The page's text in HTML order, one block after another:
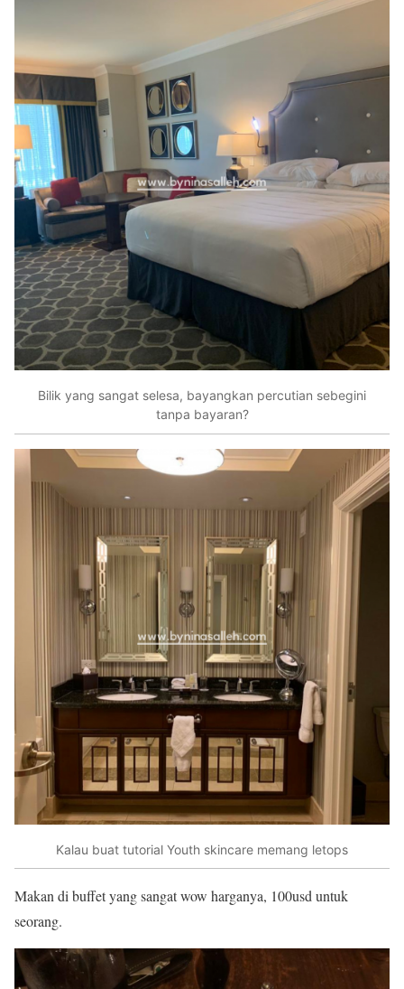
Bilik yang sangat selesa, bayangkan percutian sebegini
tanpa bayaran?
Kalau buat tutorial Youth skincare memang letops
Makan di buffet yang sangat wow harganya, 100usd untuk
seorang.